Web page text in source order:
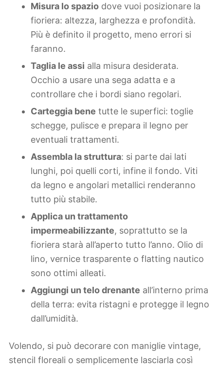
Misura lo spazio dove vuoi posizionare la
fioriera: altezza, larghezza e profondità.
Più è definito il progetto, meno errori si
faranno.
Taglia le assi alla misura desiderata.
Occhio a usare una sega adatta e a
controllare che i bordi siano regolari.
Carteggia bene tutte le superfici: toglie
schegge, pulisce e prepara il legno per
eventuali trattamenti.
Assembla la struttura: si parte dai lati
lunghi, poi quelli corti, infine il fondo. Viti
da legno e angolari metallici renderanno
tutto più stabile.
Applica un trattamento
impermeabilizzante, soprattutto se la
fioriera starà all’aperto tutto l’anno. Olio di
lino, vernice trasparente o flatting nautico
sono ottimi alleati.
Aggiungi un telo drenante all’interno prima
della terra: evita ristagni e protegge il legno
dall’umidità.
Volendo, si può decorare con maniglie vintage,
stencil floreali o semplicemente lasciarla così